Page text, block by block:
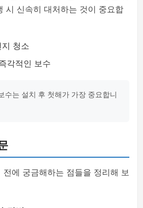
시 신속히 대처하는 것이 중요합
청소
각적인 보수
수는 설치 후 첫해가 가장 중요합니
전에 궁금해하는 점들을 정리해 보